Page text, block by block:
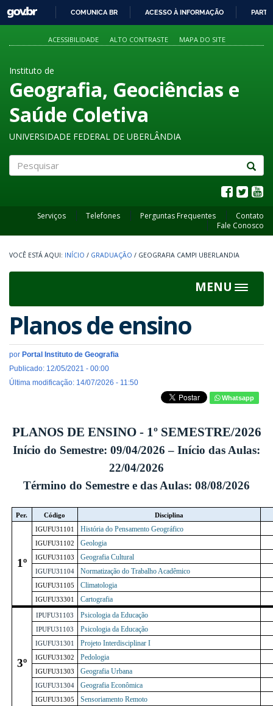
PARA
O
GOVBR
COMUNICA BR ACESSO À INFORMAÇÃO
ACESSIBILIDADE ALTO CONTRASTE MAPA DO SITE
Instituto de
Geografia, Geociências e
Saúde Coletiva
UNIVERSIDADE FEDERAL DE UBERLÂNDIA
Serviços Telefones Perguntas Frequentes
Contato
Fale Conosco
INÍCIO / GRADUAÇÃO / GEOGRAFIA CAMPI UBERLANDIA
MENU
Toggle
Planos de ensino
por Portal Instituto de Geografia
Publicado: 12/05/2021 - 00:00
Última modificação: 14/07/2026 - 11:50
Whatsapp
PLANOS DE ENSINO - 1º SEMESTRE/2026
Início do Semestre: 09/04/2026 – Início das Aulas:
22/04/2026
Término do Semestre e das Aulas: 08/08/2026
Per. Código Disciplina
1º
IGUFU31101 História do Pensamento Geográfico
IGUFU31102 Geologia
IGUFU31103 Geografia Cultural
IGUFU31104 Normatização do Trabalho Acadêmico
IGUFU31105 Climatologia
IGUFU33301 Cartografia
3º
IPUFU31103 Psicologia da Educação
IPUFU31103 Psicologia da Educação
IGUFU31301 Projeto Interdisciplinar I
IGUFU31302 Pedologia
IGUFU31303 Geografia Urbana
IGUFU31304 Geografia Econômica
IGUFU31305 Sensoriamento Remoto